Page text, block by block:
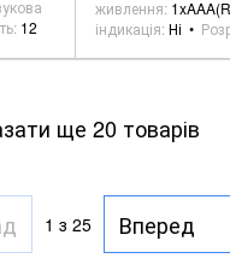
12
живлення
індикація Ні
ще 20 товарів
1 з 25 Вперед